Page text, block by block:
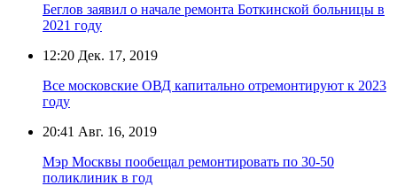
Беглов заявил о начале ремонта Боткинской больницы в
2021 году
12:20 Дек. 17, 2019
Все московские ОВД капитально отремонтируют к 2023
году
20:41 Авг. 16, 2019
Мэр Москвы пообещал ремонтировать по 30-50
поликлиник в год